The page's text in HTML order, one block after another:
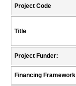
Project Code
Title
Project Funder:
Financing Framework